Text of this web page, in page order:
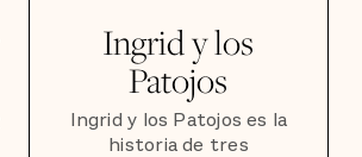
Ingrid y los
Patojos
Ingrid y los Patojos es la
historia de tres